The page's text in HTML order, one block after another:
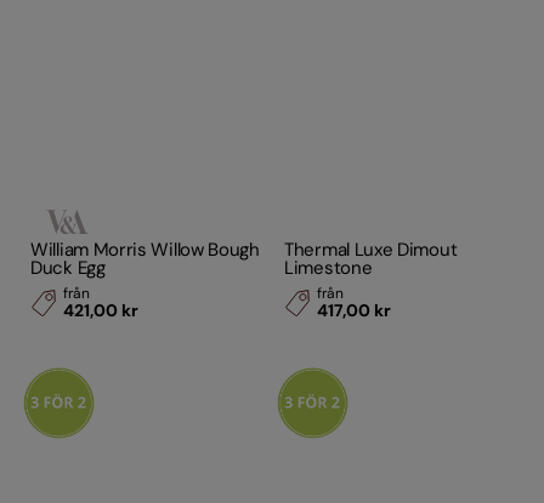
William Morris Willow Bough
Duck Egg
från
421,00 kr
Thermal Luxe Dimout
Limestone
från
417,00 kr